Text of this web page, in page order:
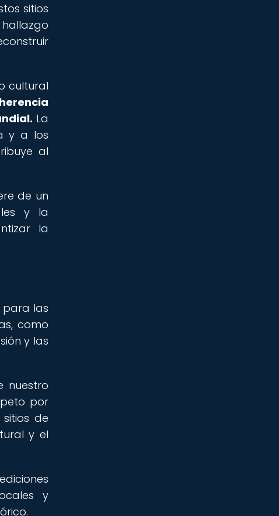
sitios
cultural
La
y a los
al
de un
y la
la
para las
como
y las
nuestro
por
de
y el
y